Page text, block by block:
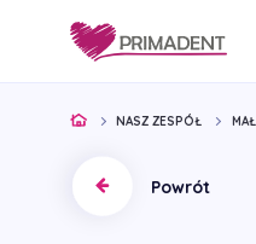
NASZ ZESPÓŁ
Powrót